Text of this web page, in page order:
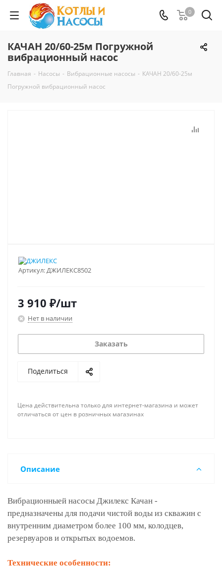
0
КАЧАН 20/60-25м Погружной
вибрационный насос
Главная - Насосы - Вибрационные насосы - КАЧАН 20/60-25м
Погружной вибрационный насос
Артикул:ДЖИЛЕКС8502
3 910 ₽/шт
Нет в наличии
Заказать
Поделиться
Цена действительна только для интернет-магазина и может
отличаться от цен в розничных магазинах
Описание
Вибрационныей насосы Джилекс Качан -
предназначены для подачи чистой воды из скважин с
внутренним диаметром более 100 мм, колодцев,
резервуаров и открытых водоемов.
Технические особенности: